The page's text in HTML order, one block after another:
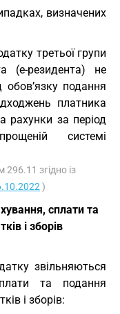
визначених
третьої групи
(е-резидента) не
обов’язку подання
платника
рахунки за період
системі
згідно із
)
сплати та
і зборів
звільняються
та подання
і зборів: